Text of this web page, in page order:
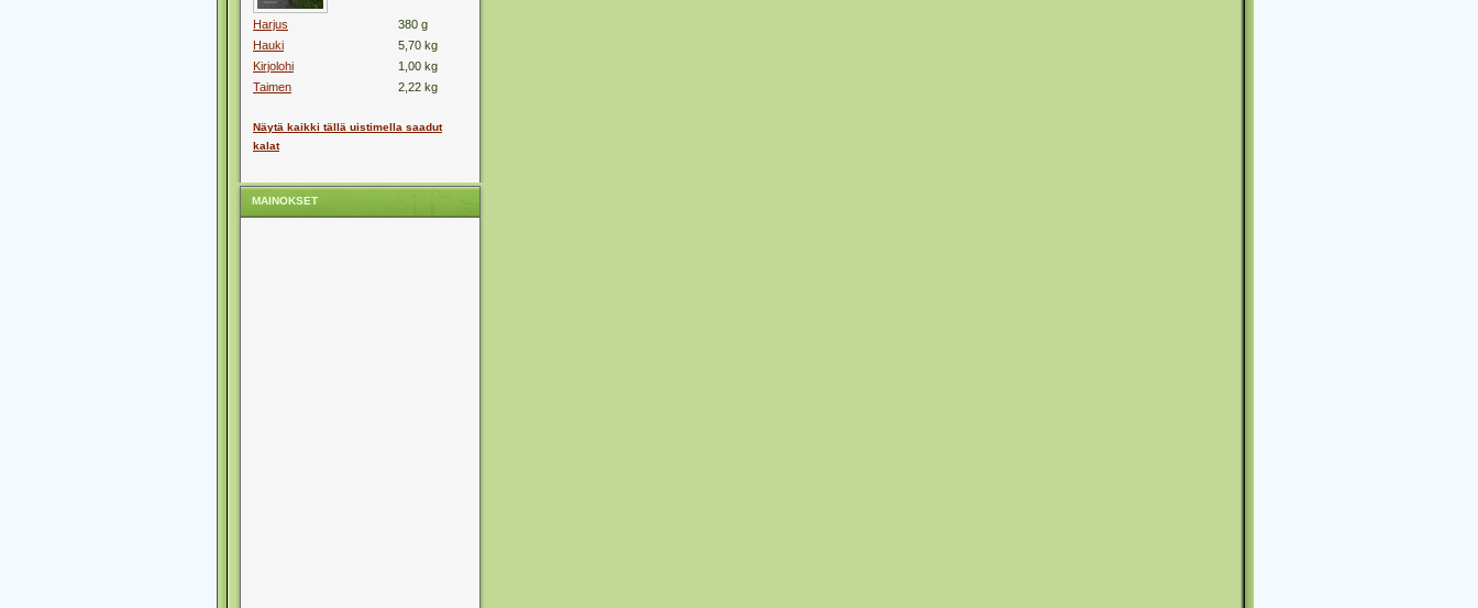
Harjus
380 g
Hauki
5,70 kg
Kirjolohi
1,00 kg
Taimen
2,22 kg
Näytä kaikki tällä uistimella saadut
kalat
MAINOKSET